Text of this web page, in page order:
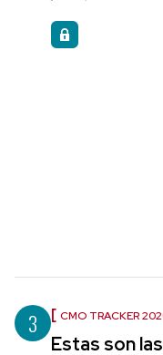
3 CMO TRACKER
Estas son